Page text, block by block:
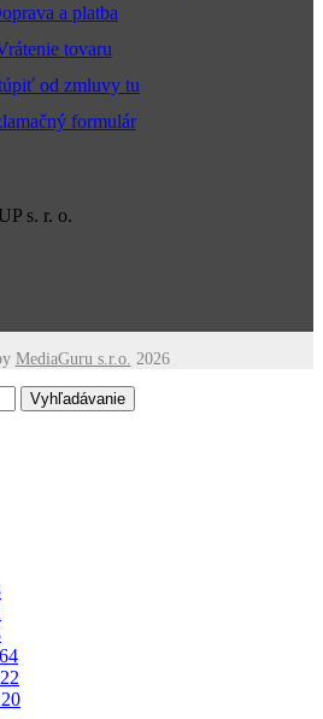
a platba
tovaru
od zmluvy tu
formulár
s. r. o.
MediaGuru s.r.o. 2026
Vyhľadávanie